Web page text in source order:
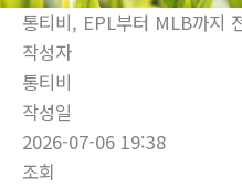
통티비, EPL부터 MLB까지
작성자
통티비
작성일
2026-07-06 19:38
조회